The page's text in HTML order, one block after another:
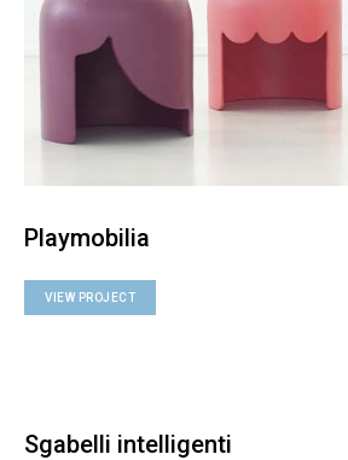
Playmobilia
VIEW PROJECT
Sgabelli intelligenti